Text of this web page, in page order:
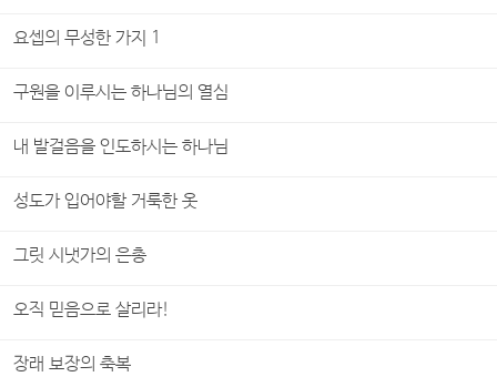
요셉의 무성한 가지 1
구원을 이루시는 하나님의 열심
내 발걸음을 인도하시는 하나님
성도가 입어야할 거룩한 옷
그릿 시냇가의 은총
오직 믿음으로 살리라!
장래 보장의 축복